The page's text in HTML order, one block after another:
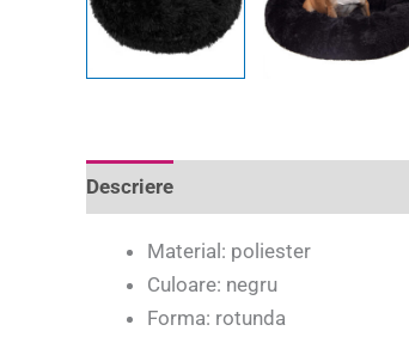
Descriere
Material: poliester
Culoare: negru
Forma: rotunda